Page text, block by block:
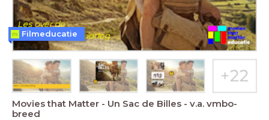
Movies that Matter - Un Sac de Billes - v.a. vmbo-
breed
Filmeducatie